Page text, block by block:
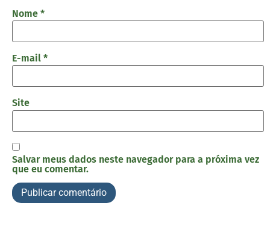
Nome *
E-mail *
Site
Salvar meus dados neste navegador para a próxima vez
que eu comentar.